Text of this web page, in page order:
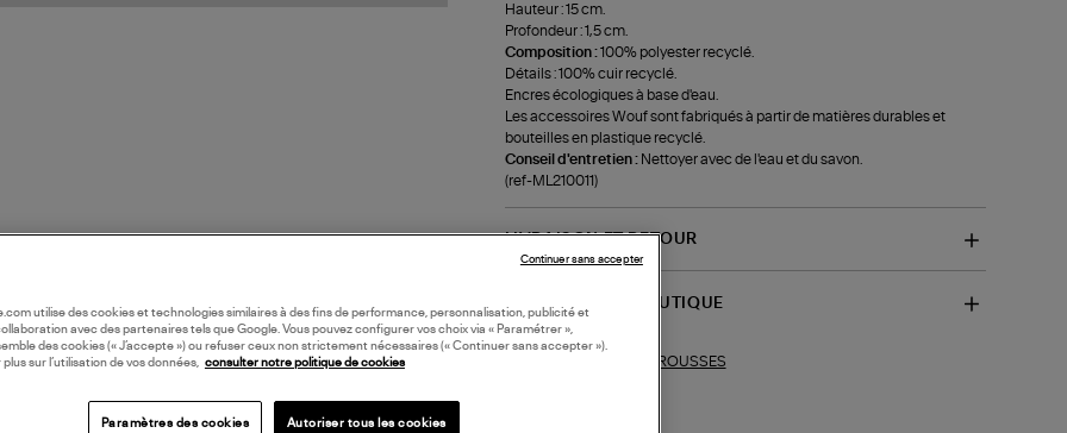
Hauteur : 15 cm.
Profondeur : 1,5 cm.
Composition :100% polyester recyclé.
Détails : 100% cuir recyclé.
Encres écologiques à base d'eau.
Les accessoires Wouf sont fabriqués à partir de matières durables et
bouteilles en plastique recyclé.
Conseil d'entretien : Nettoyer avec de l'eau et du savon.
(ref-ML210011)
LIVRAISON ET RETOUR
DISPONIBILITÉ BOUTIQUE
TROUSSES
utilise des cookies et technologies similaires à des fins de performance, personnalisation, publicité et
avec des partenaires tels que Google. Vous pouvez configurer vos choix via « Paramétrer »,
des cookies (« J’accepte ») ou refuser ceux non strictement nécessaires (« Continuer sans accepter »).
plus sur l’utilisation de vos données,
consulter notre politique de cookies
Paramètres des cookies Autoriser tous les cookies
Continuer sans accepter